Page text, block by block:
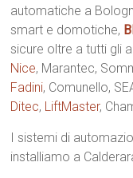
automatiche a
smart e domotiche,
sicure oltre a tutti gli
Nice, Marantec,
Fadini, Comunello,
Ditec, LiftMaster,
I sistemi di
installiamo a